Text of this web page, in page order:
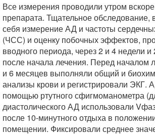
Все измерения проводили утром
препарата. Тщательное обследование,
себя измерение АД и частоты
(ЧСС) и оценку побочных эффектов,
вводного периода, через 2 и 4 недели
после начала лечения. Перед началом
и 6 месяцев выполняли общий и
анализы крови и регистрировали ЭКГ.
помощью ртутного сфигмоманометра
диастолического АД использовали
после 10-минутного отдыха в
помещении. Фиксировали среднее